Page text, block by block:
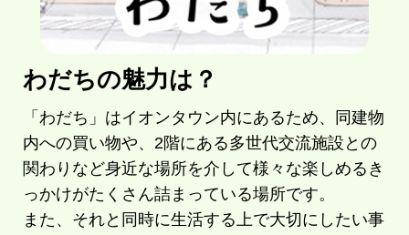
わだちの魅力は？
「わだち」はイオンタウン内にあるため、同建物
内への買い物や、2階にある多世代交流施設との
関わりなど身近な場所を介して様々な楽しめるき
っかけがたくさん詰まっている場所です。
また、それと同時に生活する上で大切にしたい事